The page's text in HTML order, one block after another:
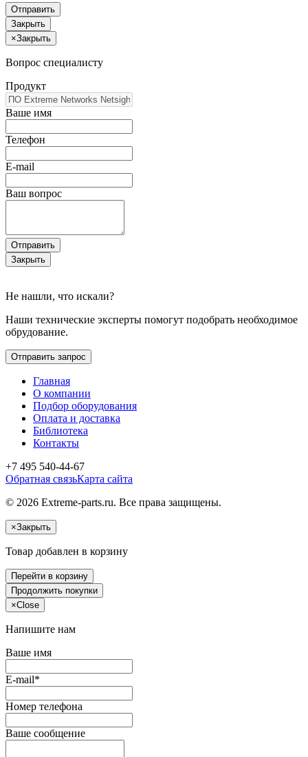
Отправить
Закрыть
×Закрыть
Вопрос специалисту
Продукт
Ваше имя
Телефон
E-mail
Ваш вопрос
Отправить
Закрыть
Не нашли, что искали?
Наши технические эксперты помогут подобрать необходимое
обрудование.
Отправить запрос
Главная
О компании
Подбор оборудования
Оплата и доставка
Библиотека
Контакты
+7 495 540-44-67
Обратная связьКарта сайта
© 2026 Extreme-parts.ru. Все права защищены.
×Закрыть
Товар добавлен в корзину
Перейти в корзину
Продолжить покупки
×Close
Напишите нам
Ваше имя
E-mail*
Номер телефона
Ваше сообщение